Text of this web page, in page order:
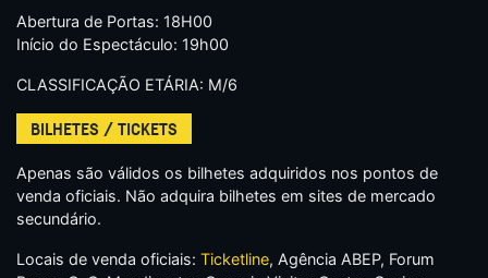
Abertura de Portas: 18H00
Início do Espectáculo: 19h00
CLASSIFICAÇÃO ETÁRIA: M/6
BILHETES / TICKETS
Apenas são válidos os bilhetes adquiridos nos pontos de
venda oficiais. Não adquira bilhetes em sites de mercado
secundário.
Locais de venda oficiais: Ticketline, Agência ABEP, Forum